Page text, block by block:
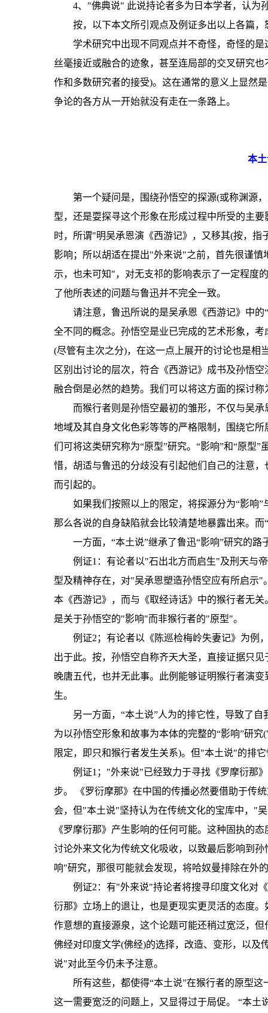
4、"佛典说" 此说持论者多为日本学者，认为
按，以下本文所引观点及例证多出以上各篇，
学术研究中出现不同观点并不奇怪，奇怪的
丝毫接近或融合的迹象，甚至连局部的交叉研究
作和多数研究者的接受)。这在通常的意义上显然
争论的各方从一开始就没有走在一条路上。
本
第一个疑问是，围绕孙悟空的探源(或称渊源
型，还是耍探寻这个形象在形成过程中所受的主
时，所谓"明吴承恩演《西游记》，又移其(按，
影响；所以胡适在提出"外来说"之前，首先很谨
示，也未可知"，对无支祁的影响表示了一定程度
了他所表述的问题与鲁迅并不完全一致。
请注意，鲁迅所说的是吴承恩《西游记》中
全不同的概念。孙悟空是业已完成的艺术形象，
(尽管有主次之分)，在这一点上展开的讨论也是相
区别出讨论的层次，符合《西游记》成书及孙悟
融合倒是必然的趋势。我们可以将这方面的探讨
而猴行者则是孙悟空最初的雏形，不仅与吴
地域及其自身文化色彩等等的严格限制，围绕它
们可将这类研究称为“原型”研究。“影响”和“原型
惜，胡适与鲁迅的分歧没有引起他们自己的注意
而引起的。
如果我们按照以上的限定，将探源分为“影响
那么各说的自身缺陷就会比较清楚地暴露出来。
一方面，“本土说”继承了鲁迅“影响”研究的
例证1：有论者以"石出北方而启生"及刑天与
型及精神存在，对"吴承恩塑造孙悟空应有所启示
本《西游记》，而与《取经诗话》中的猴行者无
是关于孙悟空的"影响"而非猴行者的"原型"。
例证2；有论者以《陈巡检梅岭失妻记》为例
出于此。按，孙悟空自称齐天大圣，直接证据只
晚唐五代，也并无此事。此例能够证明猴行者演
生。
另一方面，“本土说”人为的排它性，导致了
为以孙悟空形象和故事为本体的完整的“影响”研
限定，即只和猴行者发生关系)。但"本土说"的排
例证1；"外来说"已经致力于寻找《罗摩衍那
步。 《罗衍摩那》在中国的传播必然要借助于传
会，但"本土说"坚持认为在传统文化的宝库中，"
《罗摩衍那》产生影响的任何可能。这种固执的
讨论外来文化为传统文化吸收，以致最后影响到
响"研究，那很可能就会发现，将哈奴曼排除在外
例证2：有"外来说"持论者将搜寻印度文化对
衍那》立场上的退让，也是更现实更灵活的态度
作意想的直接源泉，这个论题可能还稍过宽泛，
佛经对印度文学(佛经)的选择，改造、变形，以
说"对此至今仍未予注意。
所有这些，都使得“本土说”在猴行者的原型
这一需要宽泛的问题上，又显得过于局促。 “本